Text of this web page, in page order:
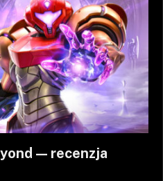
— recenzja